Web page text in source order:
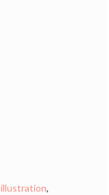
illustration,